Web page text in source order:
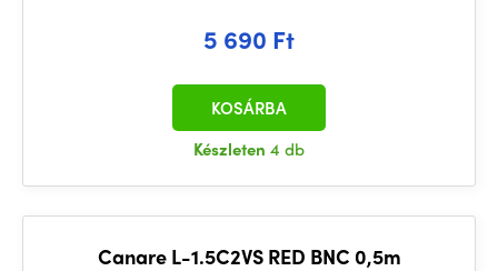
5 690 Ft
Készleten 4 db
KOSÁRBA
Canare L-1.5C2VS RED BNC 0,5m